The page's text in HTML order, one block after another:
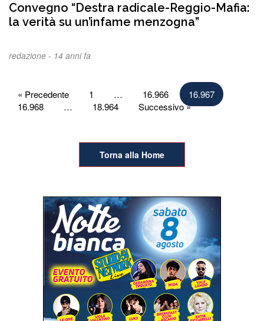
Convegno “Destra radicale-Reggio-Mafia:
la verità su un’infame menzogna”
redazione - 14 anni fa
Paginazione
degli
« Precedente 1 … 16.966
16.967
16.968
… 18.964 Successivo »
Torna alla Home